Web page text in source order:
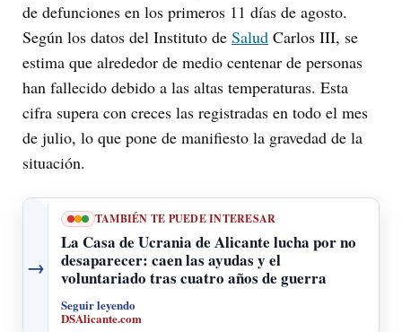
de defunciones en los primeros 11 días de agosto.
Según los datos del Instituto de Salud Carlos III, se
estima que alrededor de medio centenar de personas
han fallecido debido a las altas temperaturas. Esta
cifra supera con creces las registradas en todo el mes
de julio, lo que pone de manifiesto la gravedad de la
situación.
→
TAMBIÉN TE PUEDE INTERESAR
La Casa de Ucrania de Alicante lucha por no
desaparecer: caen las ayudas y el
voluntariado tras cuatro años de guerra
Seguir leyendo
DSAlicante.com